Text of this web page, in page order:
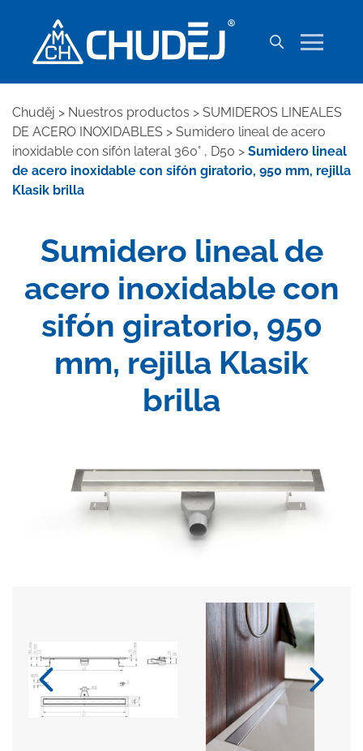
Chuděj > Nuestros productos > SUMIDEROS LINEALES
DE ACERO INOXIDABLES > Sumidero lineal de acero
inoxidable con sifón lateral 360° , D50 > Sumidero lineal
de acero inoxidable con sifón giratorio, 950 mm, rejilla
Klasik brilla
Sumidero lineal de
acero inoxidable con
sifón giratorio, 950
mm, rejilla Klasik
brilla